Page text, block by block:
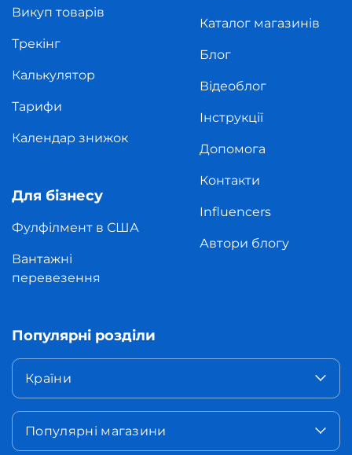
Викуп товарів
Трекінг
Калькулятор
Тарифи
Календар знижок
Для бізнесу
Фулфілмент в США
Вантажні
перевезення
Каталог магазинів
Блог
Відеоблог
Інструкції
Допомога
Контакти
Influencers
Автори блогу
Популярні розділи
Країни
Популярні магазини